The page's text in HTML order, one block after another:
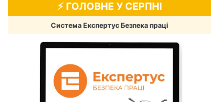
⚡️ ГОЛОВНЕ У СЕРПНІ
Система Експертус Безпека праці